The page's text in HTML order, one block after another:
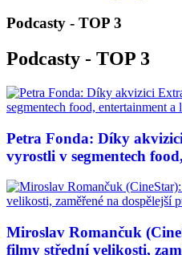
Podcasty - TOP 3
Podcasty - TOP 3
Petra Fonda: Díky
vyrostli v segmentech
Miroslav Romančuk
filmy střední velikosti,